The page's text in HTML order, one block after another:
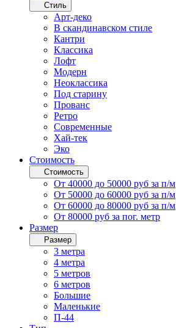
Стиль
Арт-деко
В скандинавском стиле
Кантри
Классика
Лофт
Модерн
Неоклассика
Под старину
Прованс
Ретро
Современные
Хай-тек
Эко
Стоимость
Стоимость
От 40000 до 50000 руб за п/м
От 50000 до 60000 руб за п/м
От 60000 до 80000 руб за п/м
От 80000 руб за пог. метр
Размер
Размер
3 метра
4 метра
5 метров
6 метров
Большие
Маленькие
П-44